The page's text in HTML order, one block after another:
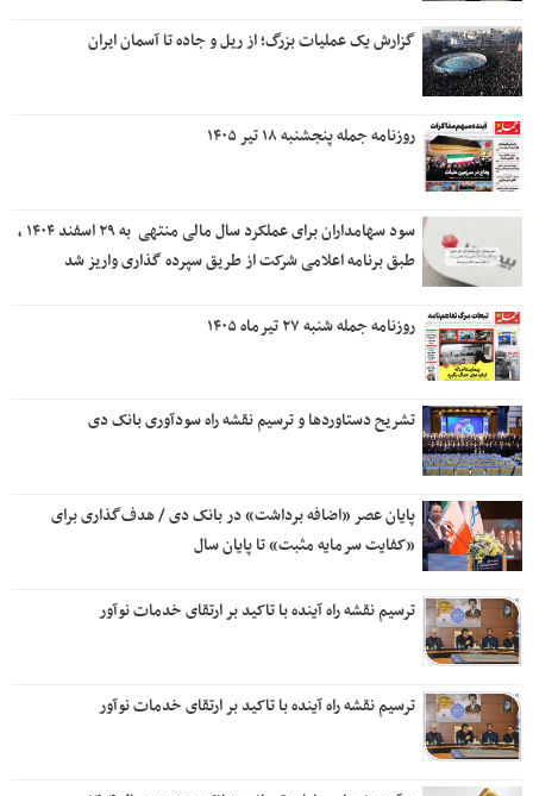
گزارش یک عملیات بزرگ؛ از ریل و جاده تا آسمان ایران
روزنامه جمله پنجشنبه ۱۸ تیر ۱۴۰۵
سود سهامداران برای عملکرد سال مالی منتهی ‌ به ۲۹ اسفند ۱۴۰۴ ،
طبق برنامه اعلامی شرکت از طریق سپرده گذاری واریز شد
روزنامه جمله شنبه ۲۷ تیرماه ۱۴۰۵
تشریح دستاوردها و ترسیم نقشه راه سودآوری بانک دی
پایان عصر «اضافه برداشت» در بانک دی / هدف‌گذاری برای
«کفایت سرمایه مثبت» تا پایان سال
ترسیم نقشه راه آینده با تاکید بر ارتقای خدمات نوآور
ترسیم نقشه راه آینده با تاکید بر ارتقای خدمات نوآور